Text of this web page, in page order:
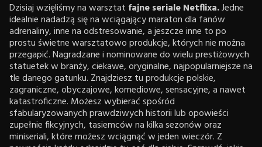
Dzisiaj wzięliśmy na warsztat fajne seriale Netflixa.Jedne
idealnie nadadzą się na wciągający maraton dla fanów
adrenaliny, inne na odstresowanie, a jeszcze inne to po
prostu świetne warsztatowo produkcje, których nie można
przegapić. Nagradzane i nominowane do wielu prestiżowych
statuetek w branży, ciekawe, oryginalne, najpopularniejsze na
tle danego gatunku. Znajdziesz tu produkcje polskie,
zagraniczne, obyczajowe, komediowe, sensacyjne, a nawet
katastroficzne. Możesz wybierać spośród
sfabularyzowanych prawdziwych historii lub opowieści
zupełnie fikcyjnych, tasiemców na kilka sezonów oraz
miniseriali, które możesz wciągnąć w jeden wieczór. Z